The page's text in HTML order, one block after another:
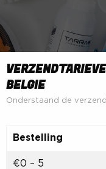
BELGIE
Onderstaand de
Bestelling
€0 – 5